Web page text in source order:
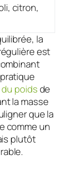
citron,
la
est
poidsde
la masse
que la
comme un
plutôt